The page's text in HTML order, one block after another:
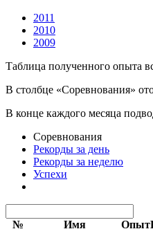
2011
2010
2009
Таблица полученного опыта
В столбце «Соревнования»
В конце каждого месяца
Соревнования
Рекорды за день
Рекорды за неделю
Успехи
№ Имя Опыт